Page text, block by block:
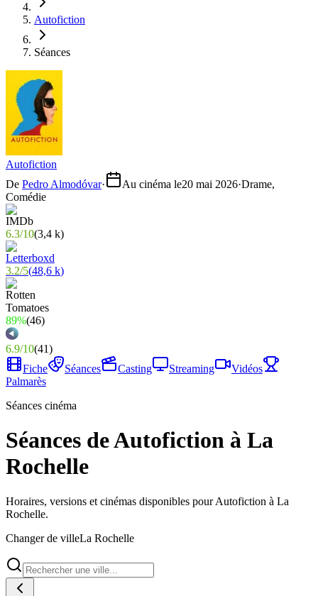
Autofiction
Séances
Autofiction
De Pedro Almodóvar· Au cinéma le20 mai 2026·Drame,
Comédie
6.3/10(3,4 k)
3.2/5(48,6 k)
89%(46)
6.9/10(41)
Fiche
Séances Casting Streaming
Vidéos
Palmarès
Séances cinéma
Séances de Autofiction à La
Rochelle
Horaires, versions et cinémas disponibles pour Autofiction à La
Rochelle.
Changer de villeLa Rochelle